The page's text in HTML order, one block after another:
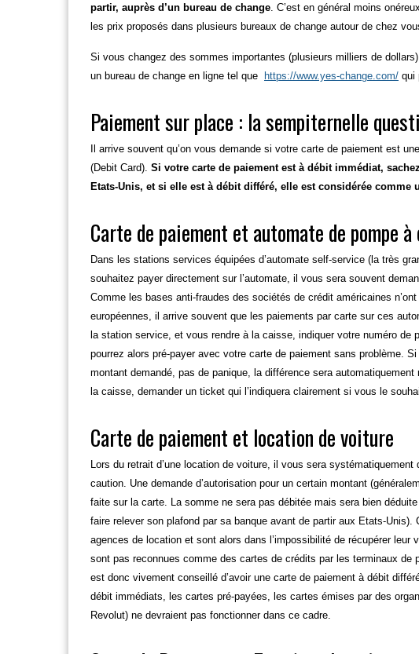
partir, auprès d’un bureau de change. C’est en général moins
les prix proposés dans plusieurs bureaux de change autour de chez
Si vous changez des sommes importantes (plusieurs milliers de
un bureau de change en ligne tel que
https://www.yes-change.com/ qui
Paiement sur place : la sempiternelle
Il arrive souvent qu’on vous demande si votre carte de paiement est
(Debit Card). Si votre carte de paiement est à débit immédiat,
Etats-Unis, et si elle est à débit différé, elle est considérée comme
Carte de paiement et automate de pompe à
Dans les stations services équipées d’automate self-service (la très
souhaitez payer directement sur l’automate, il vous sera souvent
Comme les bases anti-fraudes des sociétés de crédit américaines
européennes, il arrive souvent que les paiements par carte sur ces
la station service, et vous rendre à la caisse, indiquer votre numéro de
pourrez alors pré-payer avec votre carte de paiement sans problème.
montant demandé, pas de panique, la différence sera
la caisse, demander un ticket qui l’indiquera clairement si vous le
Carte de paiement et location de voiture
Lors du retrait d’une location de voiture, il vous sera
caution. Une demande d’autorisation pour un certain montant
faite sur la carte. La somme ne sera pas débitée mais sera bien
faire relever son plafond par sa banque avant de partir aux Etats-
agences de location et sont alors dans l’impossibilité de récupérer
sont pas reconnues comme des cartes de crédits par les terminaux de
est donc vivement conseillé d’avoir une carte de paiement à débit
débit immédiats, les cartes pré-payées, les cartes émises par des
Revolut) ne devraient pas fonctionner dans ce cadre.